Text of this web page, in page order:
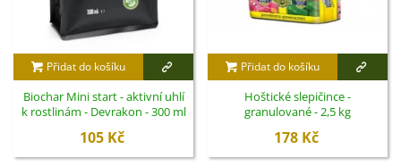
Přidat do košíku
Biochar Mini start - aktivní uhlí
k rostlinám - Devrakon - 300 ml
105 Kč
Přidat do košíku
Hoštické slepičince -
granulované - 2,5 kg
178 Kč